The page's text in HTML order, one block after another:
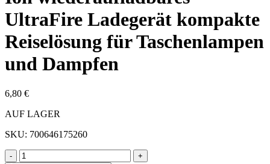
UltraFire Ladegerät kompakte
Reiselösung für Taschenlampen
und Dampfen
6,80 €
AUF LAGER
SKU: 700646175260
- +